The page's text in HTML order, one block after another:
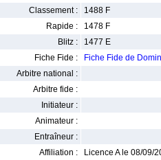
Classement :
1488 F
Rapide :
1478 F
Blitz :
1477 E
Fiche Fide :
Fiche Fide de
Arbitre national :
Arbitre fide :
Initiateur :
Animateur :
Entraîneur :
Affiliation :
Licence A le 08/09/